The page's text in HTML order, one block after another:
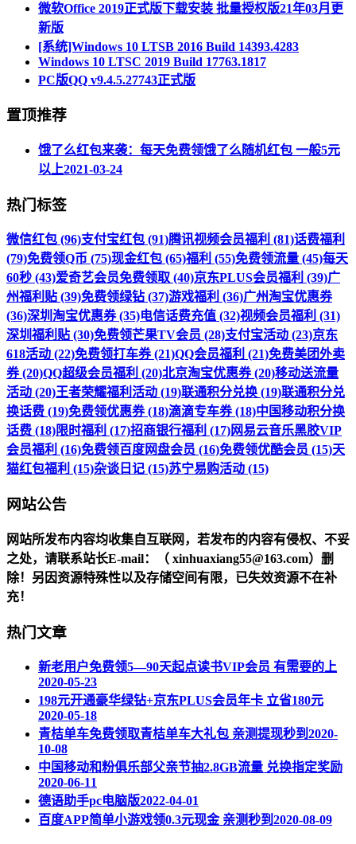
微软Office 2019正式版下载安装 批量授权版21年03月更
新版
[系统]Windows 10 LTSB 2016 Build 14393.4283
Windows 10 LTSC 2019 Build 17763.1817
PC版QQ v9.4.5.27743正式版
置顶推荐
饿了么红包来袭：每天免费领饿了么随机红包 一般5元
以上2021-03-24
热门标签
微信红包 (96)支付宝红包 (91)腾讯视频会员福利 (81)话费福利
(79)免费领Q币 (75)现金红包 (65)福利 (55)免费领流量 (45)每天
60秒 (43)爱奇艺会员免费领取 (40)京东PLUS会员福利 (39)广
州福利贴 (39)免费领绿钻 (37)游戏福利 (36)广州淘宝优惠券
(36)深圳淘宝优惠券 (35)电信话费充值 (32)视频会员福利 (31)
深圳福利贴 (30)免费领芒果TV会员 (28)支付宝活动 (23)京东
618活动 (22)免费领打车券 (21)QQ会员福利 (21)免费美团外卖
券 (20)QQ超级会员福利 (20)北京淘宝优惠券 (20)移动送流量
活动 (20)王者荣耀福利活动 (19)联通积分兑换 (19)联通积分兑
换话费 (19)免费领优惠券 (18)滴滴专车券 (18)中国移动积分换
话费 (18)限时福利 (17)招商银行福利 (17)网易云音乐黑胶VIP
会员福利 (16)免费领百度网盘会员 (16)免费领优酷会员 (15)天
猫红包福利 (15)杂谈日记 (15)苏宁易购活动 (15)
网站公告
网站所发布内容均收集自互联网，若发布的内容有侵权、不妥
之处，请联系站长E-mail：（ xinhuaxiang55@163.com）删
除！另因资源特殊性以及存储空间有限，已失效资源不在补
充！
热门文章
新老用户免费领5—90天起点读书VIP会员 有需要的上
2020-05-23
198元开通豪华绿钻+京东PLUS会员年卡 立省180元
2020-05-18
青桔单车免费领取青桔单车大礼包 亲测提现秒到 2020-
10-08
中国移动和粉俱乐部父亲节抽2.8GB流量 兑换指定奖励
2020-06-11
德语助手pc电脑版2022-04-01
百度APP简单小游戏领0.3元现金 亲测秒到 2020-08-09